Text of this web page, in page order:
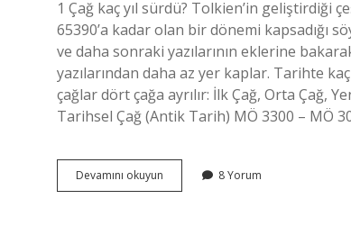
1 Çağ kaç yıl sürdü? Tolkien’in geliştirdiği
65390’a kadar olan bir dönemi kapsadığı
ve daha sonraki yazılarının eklerine
yazılarından daha az yer kaplar. Tarihte
çağlar dört çağa ayrılır: İlk Çağ, Orta Çağ,
Tarihsel Çağ (Antik Tarih) MÖ 3300 – MÖ
Devamını okuyun
Çağ
8 Yorum